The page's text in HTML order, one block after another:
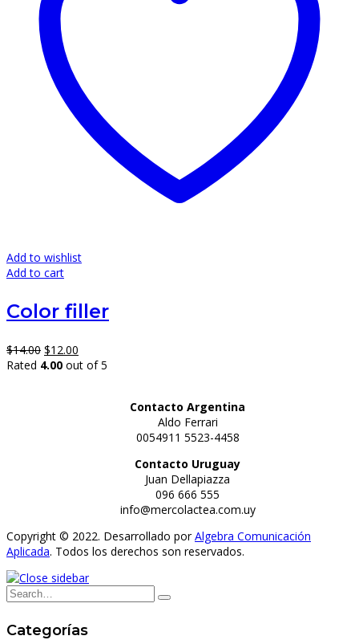
Add to wishlist
Add to cart
Color filler
$14.00 Original
price
$12.00
price
Rated 4.00 out of 5
Contacto Argentina
Aldo Ferrari
0054911 5523-4458
Contacto Uruguay
Juan Dellapiazza
096 666 555
info@mercolactea.com.uy
Copyright © 2022. Desarrollado porAlgebra Comunicación
Aplicada. Todos los derechos son reservados.
Categorías